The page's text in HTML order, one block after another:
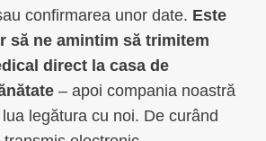
confirmarea unor date. Este
să ne amintim să trimitem
direct la casa de
– apoi compania noastră
legătura cu noi. De curând